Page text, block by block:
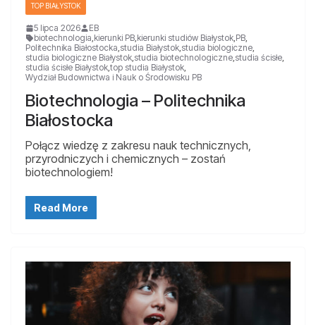
TOP BIAŁYSTOK
5 lipca 2026
EB
biotechnologia kierunki PB kierunki studiów Białystok PB
Politechnika Białostocka studia Białystok studia biologiczne
studia biologiczne Białystok studia biotechnologiczne studia ścisłe
studia ścisłe Białystok top studia Białystok
Wydział Budownictwa i Nauk o Środowisku PB
Biotechnologia – Politechnika
Białostocka
Połącz wiedzę z zakresu nauk technicznych,
przyrodniczych i chemicznych – zostań
biotechnologiem!
Read More